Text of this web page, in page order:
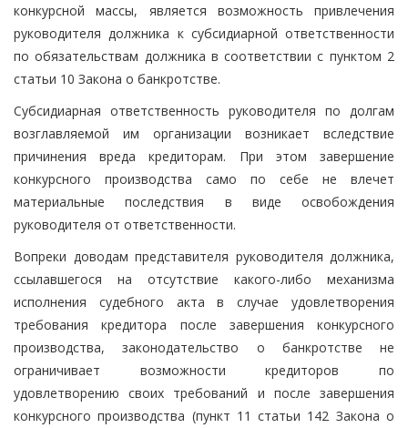
конкурсной массы, является возможность привлечения
руководителя должника к субсидиарной ответственности
по обязательствам должника в соответствии с пунктом 2
статьи 10 Закона о банкротстве.
Субсидиарная ответственность руководителя по долгам
возглавляемой им организации возникает вследствие
причинения вреда кредиторам. При этом завершение
конкурсного производства само по себе не влечет
материальные последствия в виде освобождения
руководителя от ответственности.
Вопреки доводам представителя руководителя должника,
ссылавшегося на отсутствие какого-либо механизма
исполнения судебного акта в случае удовлетворения
требования кредитора после завершения конкурсного
производства, законодательство о банкротстве не
ограничивает возможности кредиторов по
удовлетворению своих требований и после завершения
конкурсного производства (пункт 11 статьи 142 Закона о